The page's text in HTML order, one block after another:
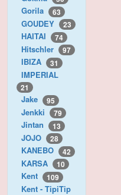
Gorila 63
GOUDEY 23
HAITAI 74
Hitschler 97
IBIZA 31
IMPERIAL
21
Jake 95
Jenkki 79
Jintan 13
JOJO 28
KANEBO 42
KARSA 10
Kent 109
Kent - TipiTip